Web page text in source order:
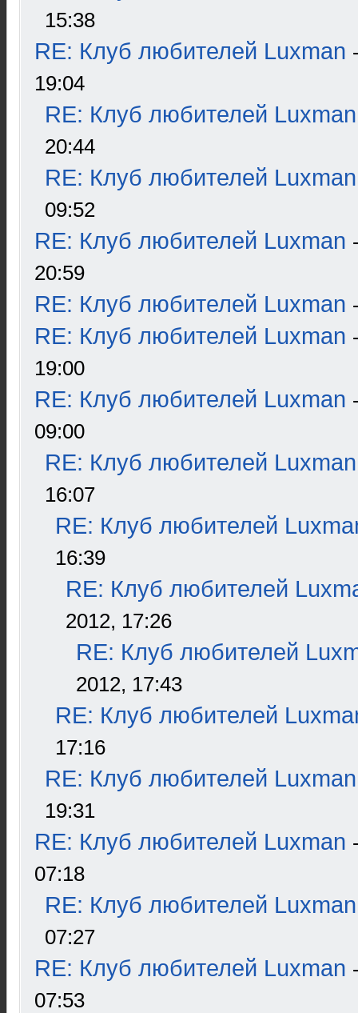
15:38
RE: Клуб любителей Luxman
19:04
RE: Клуб любителей Luxman
20:44
RE: Клуб любителей Luxman
09:52
RE: Клуб любителей Luxman
20:59
RE: Клуб любителей Luxman
RE: Клуб любителей Luxman
19:00
RE: Клуб любителей Luxman
09:00
RE: Клуб любителей Luxman
16:07
RE: Клуб любителей
16:39
RE: Клуб любителей
2012, 17:26
RE: Клуб любителей
2012, 17:43
RE: Клуб любителей
17:16
RE: Клуб любителей Luxman
19:31
RE: Клуб любителей Luxman
07:18
RE: Клуб любителей Luxman
07:27
RE: Клуб любителей Luxman
07:53